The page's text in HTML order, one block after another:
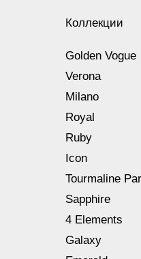
Коллекции
Golden Vogue
Verona
Milano
Royal
Ruby
Icon
Tourmaline
Sapphire
4 Elements
Galaxy